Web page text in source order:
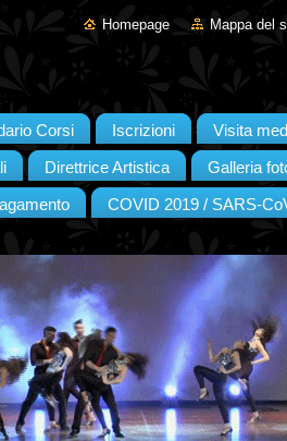
Homepage Mappa del
Corsi Iscrizioni Visita
Direttrice Artistica Galleria
COVID 2019 / SARS-